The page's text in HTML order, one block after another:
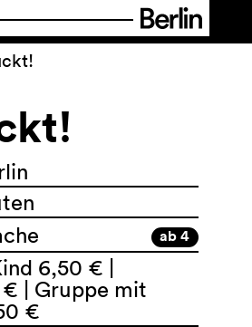
ab 4
6,50 € |
| Gruppe mit
€